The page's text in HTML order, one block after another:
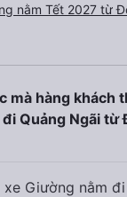
nằm Tết 2027 từ
mà hàng khách
Quảng Ngãi từ
xe Giường nằm